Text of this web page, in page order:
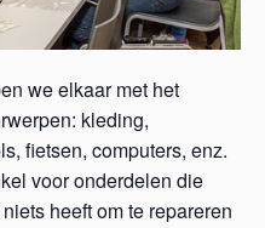
we elkaar met het
kleding,
fietsen, computers, enz.
voor onderdelen die
heeft om te repareren